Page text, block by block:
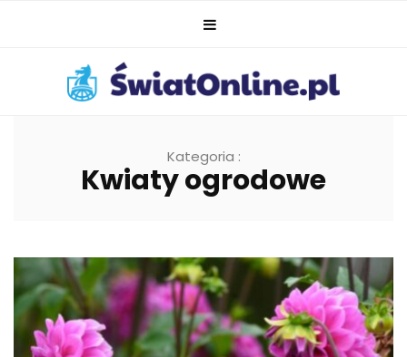
Kategoria :
Kwiaty ogrodowe